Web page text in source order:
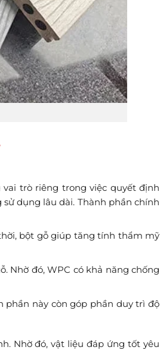
trò riêng trong việc quyết định
dụng lâu dài. Thành phần chính
bột gỗ giúp tăng tính thẩm mỹ
Nhờ đó, WPC có khả năng chống
phần này còn góp phần duy trì độ
Nhờ đó, vật liệu đáp ứng tốt yêu